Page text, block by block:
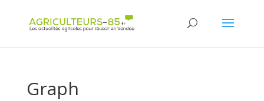
Graph